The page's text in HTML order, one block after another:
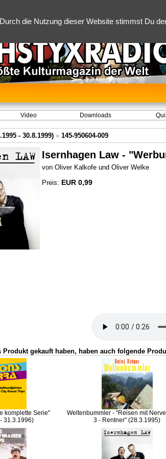
die Nutzung dieser Website stimmst Du
Video Downloads
- 30.8.1999) » 145-950604-009
Isernhagen Law -
von Oliver Kalkofe und Oliver Welke
Preis: EUR 0,99
Produkt gekauft haben, haben auch folgende
komplette Serie"
31.3.1996)
Weltenbummler - "Reisen mit
3 - Rentner" (28.3.1995)